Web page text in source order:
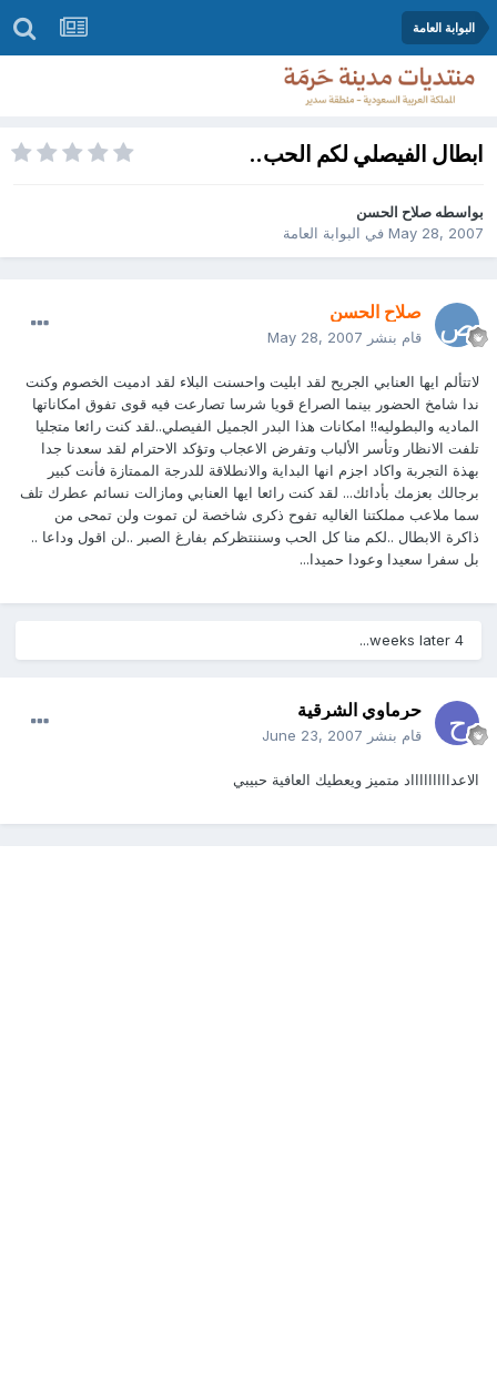
البوابة العامة
ابطال الفيصلي لكم الحب..
بواسطه صلاح الحسن
May 28, 2007في البوابة العامة
صلاح الحسن
قام بنشر May 28, 2007
لاتتألم ايها العنابي الجريح لقد ابليت واحسنت البلاء لقد ادميت الخصوم وكنت
ندا شامخ الحضور بينما الصراع قويا شرسا تصارعت فيه قوى تفوق امكاناتها
الماديه والبطوليه!! امكانات هذا البدر الجميل الفيصلي..لقد كنت رائعا متجليا
تلفت الانظار وتأسر الألباب وتفرض الاعجاب وتؤكد الاحترام لقد سعدنا جدا
بهذة التجربة واكاد اجزم انها البداية والانطلاقة للدرجة الممتازة فأنت كبير
برجالك بعزمك بأدائك... لقد كنت رائعا ايها العنابي ومازالت نسائم عطرك تلف
سما ملاعب مملكتنا الغاليه تفوح ذكرى شاخصة لن تموت ولن تمحى من
ذاكرة الابطال ..لكم منا كل الحب وسننتظركم بفارغ الصبر ..لن اقول وداعا ..
بل سفرا سعيدا وعودا حميدا...
4 weeks later...
حرماوي الشرقية
قام بنشر June 23, 2007
الاعداااااااااد متميز ويعطيك العافية حبيبي